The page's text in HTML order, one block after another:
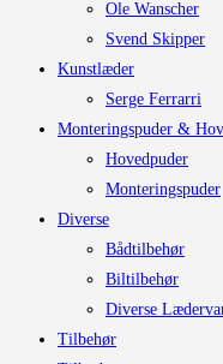
Ole Wanscher
Svend Skipper
Kunstlæder
Serge Ferrarri
Monteringspuder &
Hovedpuder
Monteringspuder
Diverse
Bådtilbehør
Biltilbehør
Diverse
Tilbehør